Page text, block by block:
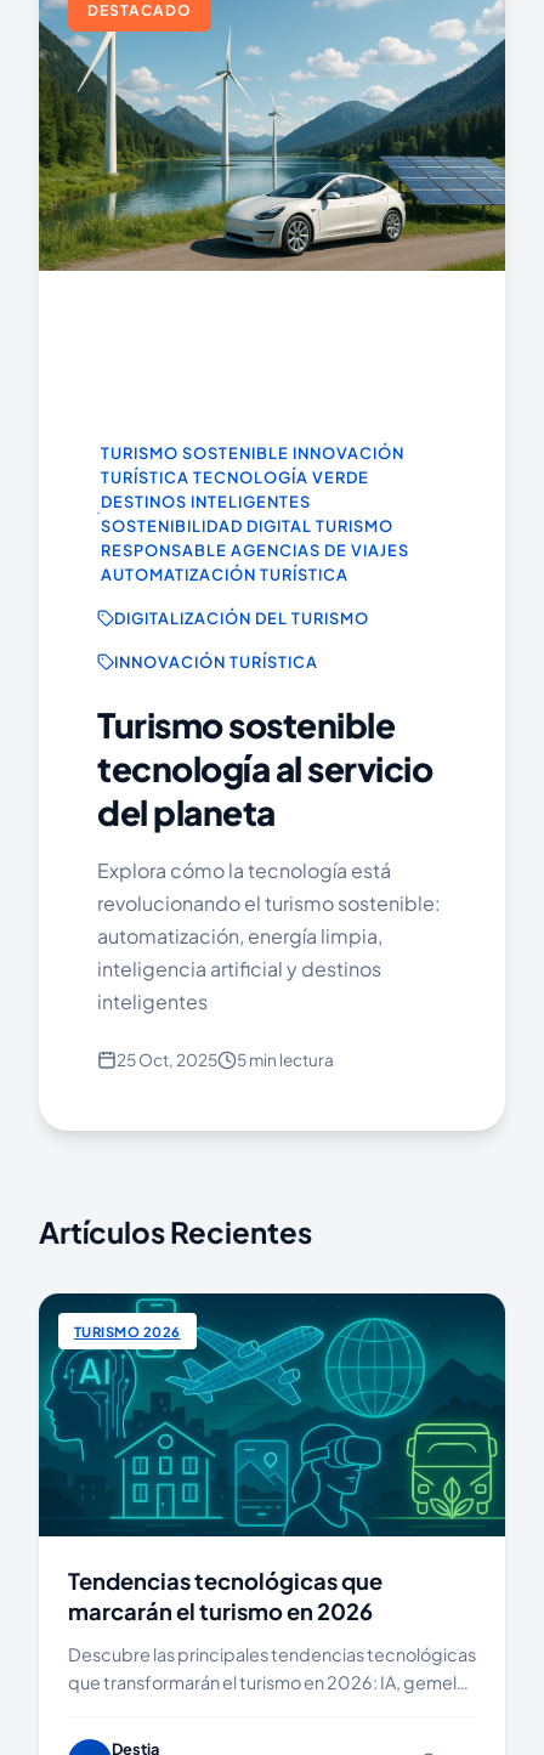
DESTACADO
TURISMO SOSTENIBLE INNOVACIÓN
TURÍSTICA TECNOLOGÍA VERDE
DESTINOS INTELIGENTES
SOSTENIBILIDAD DIGITAL TURISMO
RESPONSABLE AGENCIAS DE VIAJES
AUTOMATIZACIÓN TURÍSTICA
DIGITALIZACIÓN DEL TURISMO
INNOVACIÓN TURÍSTICA
Turismo sostenible
tecnología al servicio
del planeta
Explora cómo la tecnología está
revolucionando el turismo sostenible:
automatización, energía limpia,
inteligencia artificial y destinos
inteligentes
25 Oct, 2025 5 min lectura
Artículos Recientes
TURISMO 2026
Tendencias tecnológicas que
marcarán el turismo en 2026
Descubre las principales tendencias tecnológicas
que transformarán el turismo en 2026: IA, gemelos
Destia